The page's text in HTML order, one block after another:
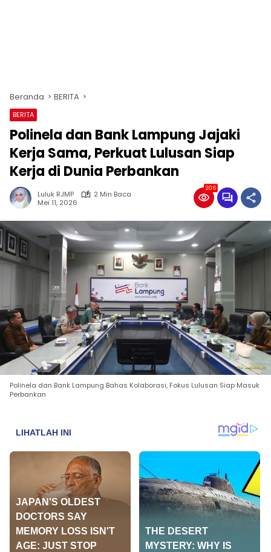
Beranda BERITA
BERITA
Polinela dan Bank Lampung Jajaki
Kerja Sama, Perkuat Lulusan Siap
Kerja di Dunia Perbankan
Luluk RJMP
2 Min Baca
Mei 11, 2026
206
Polinela dan Bank Lampung Bahas Kolaborasi, Fokus Lulusan Siap Masuk
Perbankan